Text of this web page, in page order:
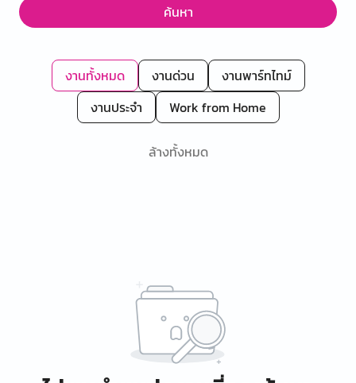
ค้นหา
งานทั้งหมด งานด่วน
งานพาร์ทไทม์
งานประจำ
Work from Home
ล้างทั้งหมด